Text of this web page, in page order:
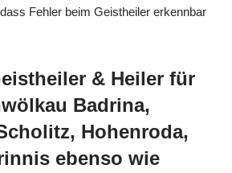
Fehler beim Geistheiler erkennbar
& Heiler für
Badrina,
Hohenroda,
ebenso wie